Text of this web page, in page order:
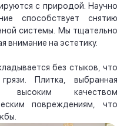
с природой. Научно
способствует снятию
системы. Мы тщательно
на эстетику.
без стыков, что
Плитка, выбранная
высоким качеством
повреждениям, что